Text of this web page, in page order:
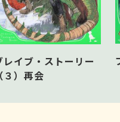
レイブ・ストーリー
（３）再会